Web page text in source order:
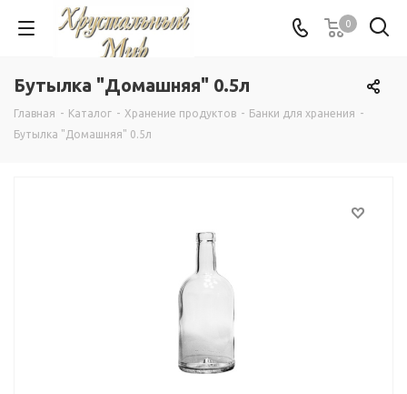
0
Бутылка "Домашняя" 0.5л
Главная - Каталог - Хранение продуктов - Банки для хранения -
Бутылка "Домашняя" 0.5л